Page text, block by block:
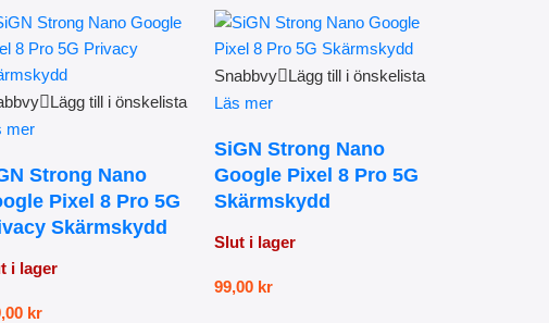
Lägg till i önskelista
mer
Strong Nano
Pixel 8 Pro 5G
Skärmskydd
i lager
kr
Snabbvy
Lägg till i önskelista
Läs mer
SiGN Strong Nano
Google Pixel 8 Pro 5G
Skärmskydd
Slut i lager
99,00 kr